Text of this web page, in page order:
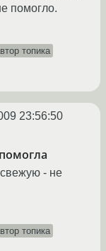
помогло.
топика
23:56:50
- не
топика